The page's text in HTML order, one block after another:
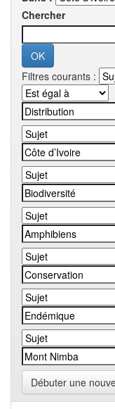
Chercher
Filtres courants :
Débuter une